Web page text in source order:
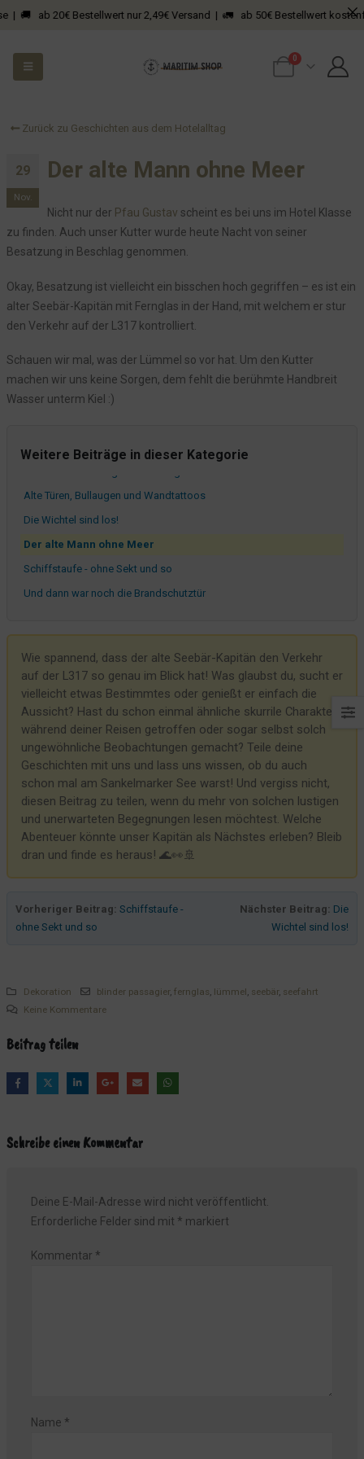
ab 20€ Bestellwert nur 2,49€ Versand | 🚛 ab 50€ Bestellwert
0
Zurück zu Geschichten aus dem Hotelalltag
29
Nov.
Der alte Mann ohne Meer
Nicht nur der Pfau Gustav scheint es bei uns im Hotel Klasse
zu finden. Auch unser Kutter wurde heute Nacht von seiner
Besatzung in Beschlag genommen.
Okay, Besatzung ist vielleicht ein bisschen hoch gegriffen – es ist ein
alter Seebär-Kapitän mit Fernglas in der Hand, mit welchem er stur
den Verkehr auf der L317 kontrolliert.
Schauen wir mal, was der Lümmel so vor hat. Um den Kutter
machen wir uns keine Sorgen, dem fehlt die berühmte Handbreit
Wasser unterm Kiel :)
Weitere Beiträge in dieser Kategorie
Der überraschende Blumengruß
Die Baustelle auf unserem Gelände
Von "GrauBlauDreckigoderso" zu "einfach schön"
Den Schlüssel gibts beim Leuchtturmwärter
Auch die Kleinen sind an Bord willkommen!
Memories Are Made of This
Zimmer 21 - nun mit neuem Badezimmer
Unsere neuen Briefumschläge
Wenn sich sogar GZSZ von uns inspirieren lässt
Wir sind offline
Strahlende (Kinder)augen in Zimmer 21
Wenn Dekoration viele Menschen glücklich macht
Und dann waren da noch die Bojen...
Kammer des Schreckens
Alte Türen, Bullaugen und Wandtattoos
Die Wichtel sind los!
Der alte Mann ohne Meer
Schiffstaufe - ohne Sekt und so
Und dann war noch die Brandschutztür
Kreative Großmutter
Wie spannend, dass der alte Seebär-Kapitän den Verkehr
auf der L317 so genau im Blick hat! Was glaubst du, sucht er
vielleicht etwas Bestimmtes oder genießt er einfach die
Aussicht? Hast du schon einmal ähnliche skurrile Charaktere
während deiner Reisen getroffen oder sogar selbst solch
ungewöhnliche Beobachtungen gemacht? Teile deine
Geschichten mit uns und lass uns wissen, ob du auch
schon mal am Sankelmarker See warst! Und vergiss nicht,
diesen Beitrag zu teilen, wenn du mehr von solchen lustigen
und unerwarteten Begegnungen lesen möchtest. Welche
Abenteuer könnte unser Kapitän als Nächstes erleben? Bleib
dran und finde es heraus! 🌊👀🚢
Vorheriger Beitrag: Schiffstaufe -
ohne Sekt und so
Nächster Beitrag: Die
Wichtel sind los!
Dekoration blinder passagier,fernglas, lümmel, seebär, seefahrt
Keine Kommentare
Beitrag teilen
Schreibe einen Kommentar
Deine E-Mail-Adresse wird nicht veröffentlicht.
Erforderliche Felder sind mit * markiert
Kommentar *
Name *